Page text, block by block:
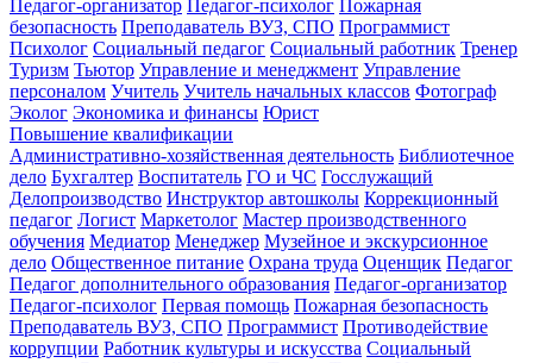
Педагог-организатор Педагог-психолог Пожарная
безопасность Преподаватель ВУЗ, СПО Программист
Психолог Социальный педагог Социальный работник Тренер
Туризм Тьютор Управление и менеджмент Управление
персоналом Учитель Учитель начальных классов Фотограф
Эколог Экономика и финансы Юрист
Повышение квалификации
Административно-хозяйственная деятельность Библиотечное
дело Бухгалтер Воспитатель ГО и ЧС Госслужащий
Делопроизводство Инструктор автошколы Коррекционный
педагог Логист Маркетолог Мастер производственного
обучения Медиатор Менеджер Музейное и экскурсионное
дело Общественное питание Охрана труда Оценщик Педагог
Педагог дополнительного образования Педагог-организатор
Педагог-психолог Первая помощь Пожарная безопасность
Преподаватель ВУЗ, СПО Программист Противодействие
коррупции Работник культуры и искусства Социальный